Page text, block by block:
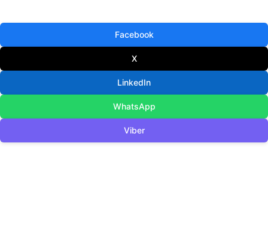
Facebook
X
LinkedIn
WhatsApp
Viber